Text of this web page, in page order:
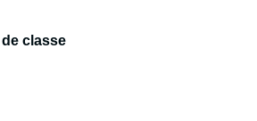
classe